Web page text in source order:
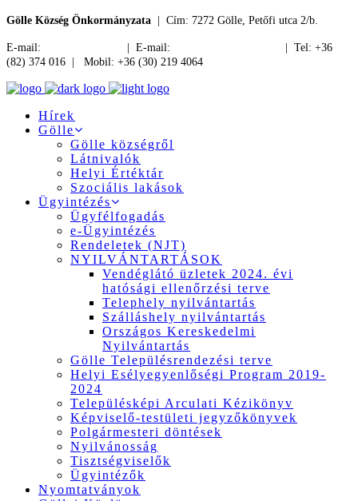
Gölle Község Önkormányzata | Cím: 7272 Gölle, Petőfi utca 2/b.
E-mail: | E-mail:
| Tel: +36
(82) 374 016 | Mobil: +36 (30) 219 4064
Hírek
Gölle
Gölle községről
Látnivalók
Helyi Értéktár
Szociális lakások
Ügyintézés
Ügyfélfogadás
e-Ügyintézés
Rendeletek (NJT)
NYILVÁNTARTÁSOK
Vendéglátó üzletek 2024. évi
hatósági ellenőrzési terve
Telephely nyilvántartás
Szálláshely nyilvántartás
Országos Kereskedelmi
Nyilvántartás
Gölle Településrendezési terve
Helyi Esélyegyenlőségi Program 2019-
2024
Településképi Arculati Kézikönyv
Képviselő-testületi jegyzőkönyvek
Polgármesteri döntések
Nyilvánosság
Tisztségviselők
Ügyintézők
Nyomtatványok